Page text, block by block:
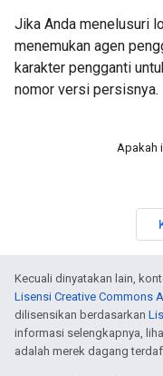
Jika Anda menelusuri
menemukan agen
karakter pengganti
nomor versi persisnya.
Apakah
Kecuali dinyatakan lain,
Lisensi Creative Commons
dilisensikan berdasarkan
informasi selengkapnya,
adalah merek dagang